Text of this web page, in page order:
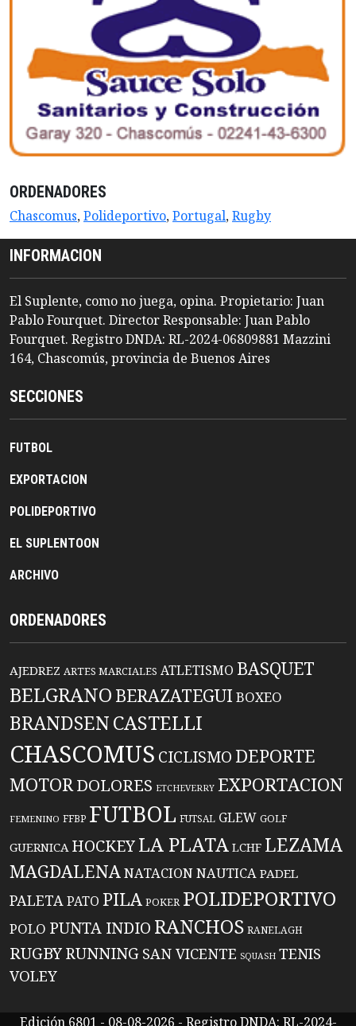
ORDENADORES
Chascomus,Polideportivo,Portugal,Rugby
INFORMACION
El Suplente, como no juega, opina. Propietario: Juan
Pablo Fourquet. Director Responsable: Juan Pablo
Fourquet. Registro DNDA: RL-2024-06809881 Mazzini
164, Chascomús, provincia de Buenos Aires
SECCIONES
FUTBOL
EXPORTACION
POLIDEPORTIVO
EL SUPLENTOON
ARCHIVO
ORDENADORES
AJEDREZ ARTES MARCIALES ATLETISMO BASQUET
BELGRANO BERAZATEGUIBOXEO
BRANDSENCASTELLI
CHASCOMUS CICLISMO DEPORTE
MOTORDOLORES ETCHEVERRY EXPORTACION
FEMENINO FFBP FUTBOL FUTSAL GLEW GOLF
GUERNICA HOCKEYLA PLATA LCHF LEZAMA
MAGDALENANATACIONNAUTICA PADEL
PALETAPATO PILA POKER POLIDEPORTIVO
POLO PUNTA INDIO RANCHOS RANELAGH
RUGBYRUNNING SAN VICENTE SQUASH TENIS
VOLEY
Edición 6801 - 08-08-2026 - Registro DNDA: RL-2024-